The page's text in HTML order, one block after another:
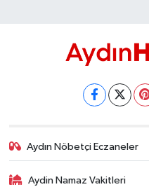
Aydın Nöbetçi Eczaneler
Aydin Namaz Vakitleri